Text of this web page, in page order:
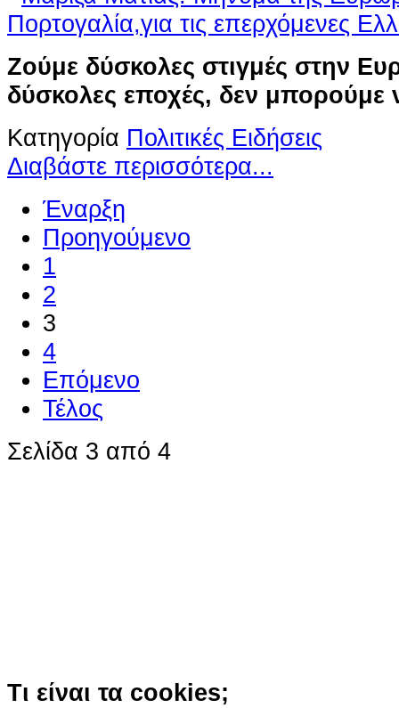
Ζούμε δύσκολες στιγμές στην
δύσκολες εποχές, δεν
Κατηγορία Πολιτικές Ειδήσεις
Διαβάστε περισσότερα...
Έναρξη
Προηγούμενο
1
2
3
4
Επόμενο
Τέλος
Σελίδα 3 από 4
Τι είναι τα cookies;